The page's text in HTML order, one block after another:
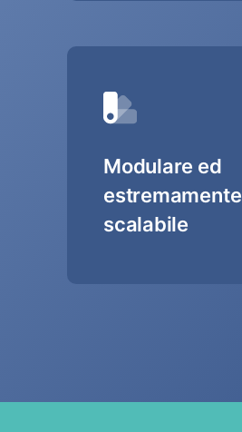
Modulare ed
estremamente
scalabile